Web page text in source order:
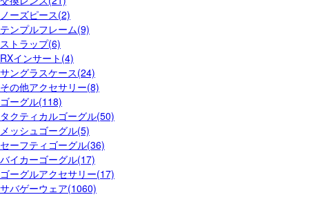
ノーズピース(2)
テンプルフレーム(9)
ストラップ(6)
RXインサート(4)
サングラスケース(24)
その他アクセサリー(8)
ゴーグル(118)
タクティカルゴーグル(50)
メッシュゴーグル(5)
セーフティゴーグル(36)
バイカーゴーグル(17)
ゴーグルアクセサリー(17)
サバゲーウェア(1060)